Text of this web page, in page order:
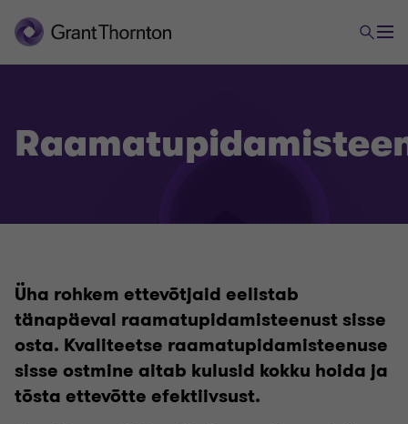
Üha rohkem ettevõtjaid eelistab
tänapäeval raamatupidamisteenust sisse
osta. Kvaliteetse raamatupidamisteenuse
sisse ostmine aitab kulusid kokku hoida ja
tõsta ettevõtte efektiivsust.